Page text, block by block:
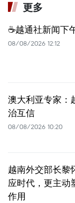
更多
☕️越通社新闻下
08/08/2026 12:12
澳大利亚专家：
治互信
08/08/2026 10:20
越南外交部长黎
应时代，更主动
作用